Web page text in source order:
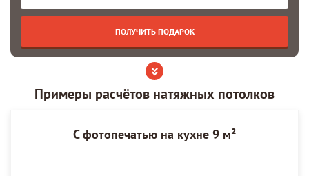
Примеры расчётов натяжных потолков
С фотопечатью на кухне 9 м²